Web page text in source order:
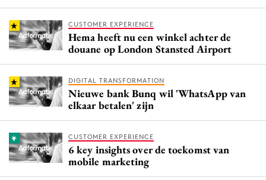
CUSTOMER EXPERIENCE
Hema heeft nu een winkel achter de
douane op London Stansted Airport
DIGITAL TRANSFORMATION
Nieuwe bank Bunq wil 'WhatsApp van
elkaar betalen' zijn
CUSTOMER EXPERIENCE
6 key insights over de toekomst van
mobile marketing